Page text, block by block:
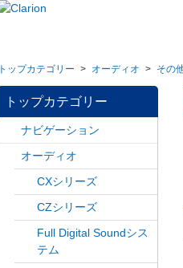
トップカテゴリー > オーディオ > その
トップカテゴリー
ナビゲーション
オーディオ
CXシリーズ
CZシリーズ
Full Digital Soundシス
テム